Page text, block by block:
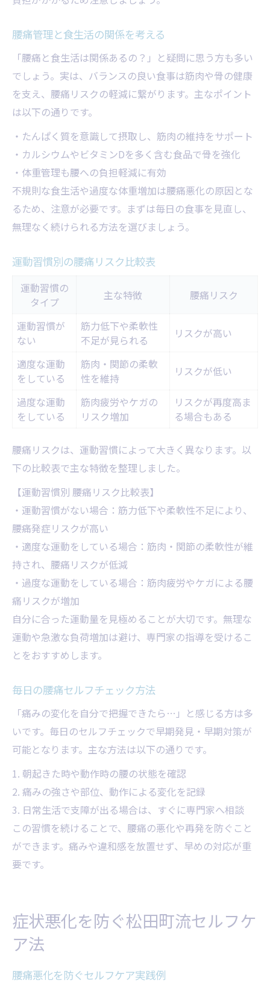
腰痛管理と食生活の関係を考える
「腰痛と食生活は関係あるの？」と疑問に思う方も多い
でしょう。実は、バランスの良い食事は筋肉や骨の健康
を支え、腰痛リスクの軽減に繋がります。主なポイント
は以下の通りです。
・たんぱく質を意識して摂取し、筋肉の維持をサポート
・カルシウムやビタミンDを多く含む食品で骨を強化
・体重管理も腰への負担軽減に有効
不規則な食生活や過度な体重増加は腰痛悪化の原因とな
るため、注意が必要です。まずは毎日の食事を見直し、
無理なく続けられる方法を選びましょう。
運動習慣別の腰痛リスク比較表
運動習慣の
タイプ
主な特徴 腰痛リスク
運動習慣が
ない
筋力低下や柔軟性
不足が見られる
リスクが高い
適度な運動
をしている
筋肉・関節の柔軟
性を維持
リスクが低い
過度な運動
をしている
筋肉疲労やケガの
リスク増加
リスクが再度高ま
る場合もある
腰痛リスクは、運動習慣によって大きく異なります。以
下の比較表で主な特徴を整理しました。
【運動習慣別 腰痛リスク比較表】
・運動習慣がない場合：筋力低下や柔軟性不足により、
腰痛発症リスクが高い
・適度な運動をしている場合：筋肉・関節の柔軟性が維
持され、腰痛リスクが低減
・過度な運動をしている場合：筋肉疲労やケガによる腰
痛リスクが増加
自分に合った運動量を見極めることが大切です。無理な
運動や急激な負荷増加は避け、専門家の指導を受けるこ
とをおすすめします。
毎日の腰痛セルフチェック方法
「痛みの変化を自分で把握できたら…」と感じる方は多
いです。毎日のセルフチェックで早期発見・早期対策が
可能となります。主な方法は以下の通りです。
1. 朝起きた時や動作時の腰の状態を確認
2. 痛みの強さや部位、動作による変化を記録
3. 日常生活で支障が出る場合は、すぐに専門家へ相談
この習慣を続けることで、腰痛の悪化や再発を防ぐこと
ができます。痛みや違和感を放置せず、早めの対応が重
要です。
症状悪化を防ぐ松田町流セルフケ
ア法
腰痛悪化を防ぐセルフケア実践例